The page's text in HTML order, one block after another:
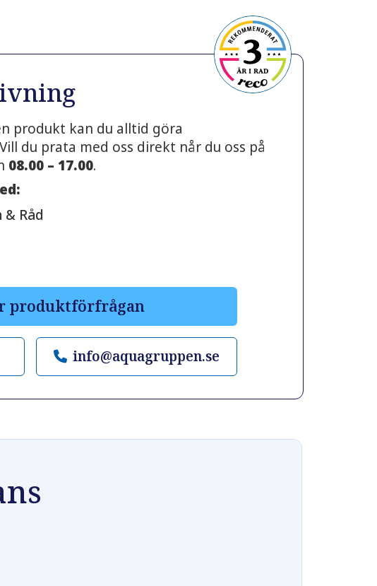
produkt kan du alltid göra
du prata med oss direkt når du oss på
08.00 – 17.00.
Råd
produktförfrågan
info@aquagruppen.se